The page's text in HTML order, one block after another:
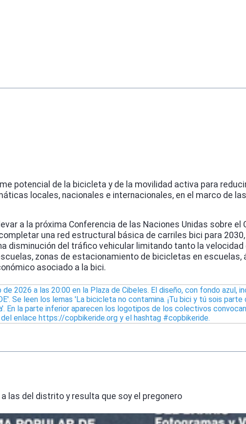
potencial de la bicicleta y de la movilidad activa para
locales, nacionales e internacionales, en el marco de
a la próxima Conferencia de las Naciones Unidas sobre el
una red estructural básica de carriles bici para
del tráfico vehicular limitando tanto la velocidad
zonas de estacionamiento de bicicletas en escuelas,
asociado a la bici.
las del distrito y resulta que soy el pregonero